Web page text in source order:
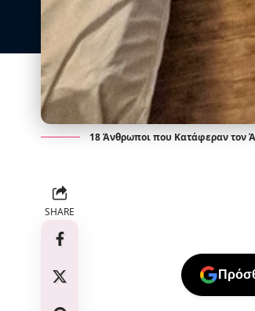
18 Άνθρωποι που Κατάφεραν τον
SHARE